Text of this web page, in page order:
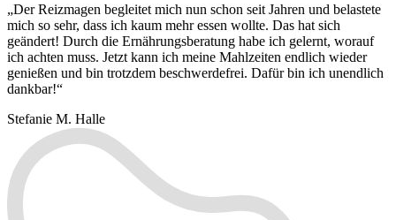
„Der Reizmagen begleitet mich nun schon seit Jahren und belastete
mich so sehr, dass ich kaum mehr essen wollte. Das hat sich
geändert! Durch die Ernährungsberatung habe ich gelernt, worauf
ich achten muss. Jetzt kann ich meine Mahlzeiten endlich wieder
genießen und bin trotzdem beschwerdefrei. Dafür bin ich unendlich
dankbar!“
Stefanie M. Halle